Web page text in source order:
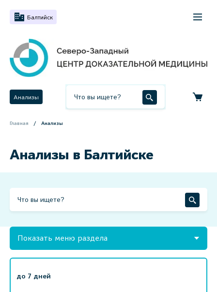
Балтийск
Анализы
Главная Анализы
Анализы в Балтийске
Показать меню раздела
до 7 дней